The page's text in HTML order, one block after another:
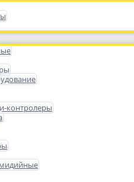
контролеры